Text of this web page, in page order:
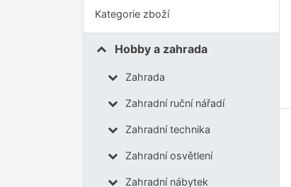
Kategorie zboží
Hobby a zahrada
Zahrada
Zahradní ruční nářadí
Zahradní technika
Zahradní osvětlení
Zahradní nábytek